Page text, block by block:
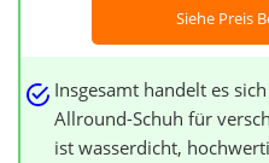
Siehe Preis
Insgesamt handelt es
Allround-Schuh für
ist wasserdicht,